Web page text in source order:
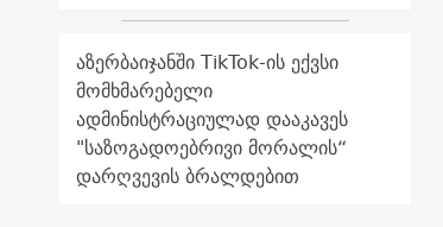
აზერბაიჯანში TikTok-ის ექვსი
მომხმარებელი
ადმინისტრაციულად დააკავეს
"საზოგადოებრივი მორალის“
დარღვევის ბრალდებით